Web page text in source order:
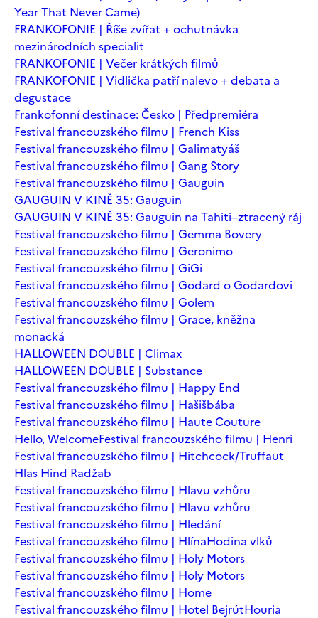
Year That Never Came)
FRANKOFONIE | Říše zvířat + ochutnávka
mezinárodních specialit
FRANKOFONIE | Večer krátkých filmů
FRANKOFONIE | Vidlička patří nalevo + debata a
degustace
Frankofonní destinace: Česko | Předpremiéra
Festival francouzského filmu | French Kiss
Festival francouzského filmu | Galimatyáš
Festival francouzského filmu | Gang Story
Festival francouzského filmu | Gauguin
GAUGUIN V KINĚ 35: Gauguin
GAUGUIN V KINĚ 35: Gauguin na Tahiti–ztracený ráj
Festival francouzského filmu | Gemma Bovery
Festival francouzského filmu | Geronimo
Festival francouzského filmu | GiGi
Festival francouzského filmu | Godard o Godardovi
Festival francouzského filmu | Golem
Festival francouzského filmu | Grace, kněžna
monacká
HALLOWEEN DOUBLE | Climax
HALLOWEEN DOUBLE | Substance
Festival francouzského filmu | Happy End
Festival francouzského filmu | Hašišbába
Festival francouzského filmu | Haute Couture
Hello, WelcomeFestival francouzského filmu | Henri
Festival francouzského filmu | Hitchcock/Truffaut
Hlas Hind Radžab
Festival francouzského filmu | Hlavu vzhůru
Festival francouzského filmu | Hlavu vzhůru
Festival francouzského filmu | Hledání
Festival francouzského filmu | HlínaHodina vlků
Festival francouzského filmu | Holy Motors
Festival francouzského filmu | Holy Motors
Festival francouzského filmu | Home
Festival francouzského filmu | Hotel BejrútHouria